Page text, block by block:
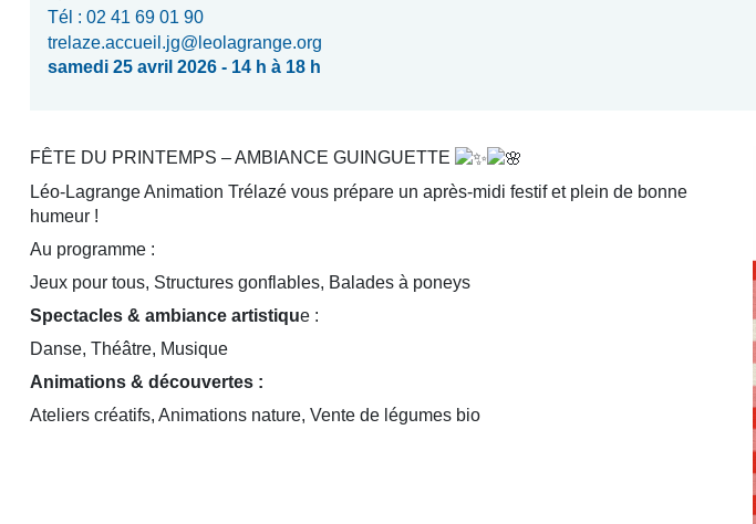
Tél : 02 41 69 01 90
trelaze.accueil.jg@leolagrange.org
samedi 25 avril 2026 - 14 h à 18 h
FÊTE DU PRINTEMPS – AMBIANCE GUINGUETTE
Léo-Lagrange Animation Trélazé vous prépare un après-midi festif et plein de bonne
humeur !
Au programme :
Jeux pour tous, Structures gonflables, Balades à poneys
Spectacles & ambiance artistique :
Danse, Théâtre, Musique
Animations & découvertes :
Ateliers créatifs, Animations nature, Vente de légumes bio